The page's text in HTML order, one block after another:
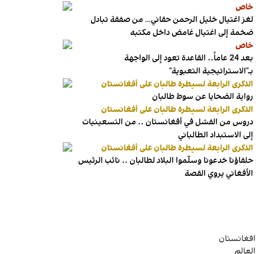
خاص
لغز اغتيال خليل الرحمن حقاني… من صفقة تبادل
ضخمة إلى اغتيال غامض داخل مكتبه
خاص
بعد 24 عاماً.. القاعدة تعود إلى الواجهة
بـ"الاستراتيجية التعبوية"
الذكرى الرابعة لسيطرة طالبان على أفغانستان
رواية الضحايا عن سوط طالبان
الذكرى الرابعة لسيطرة طالبان على أفغانستان
دروس من الفشل في أفغانستان .. من التسعينيات
إلى الاستبداد الطالباني
الذكرى الرابعة لسيطرة طالبان على أفغانستان
حلفاؤنا خدعونا وسلّموا البلاد لطالبان .. نائب الرئيس
الأفغاني يروي القصة
افغانستان
العالم